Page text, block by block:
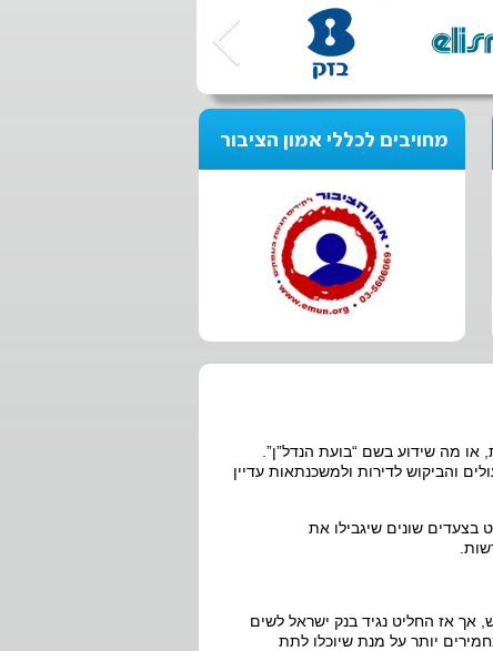
מחויבים לכללי אמון הציבור
מה שידוע בשם “בועת הנדל”ן”.
והביקוש לדירות ולמשכנתאות עדיין
בצעדים שונים שיגבילו את
אך אז החליט נגיד בנק ישראל לשים
מחמירים יותר על מנת שיוכלו לתת